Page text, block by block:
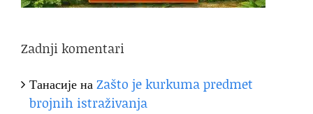
Zadnji komentari
ТанасијенаZašto je kurkuma predmet
brojnih istraživanja